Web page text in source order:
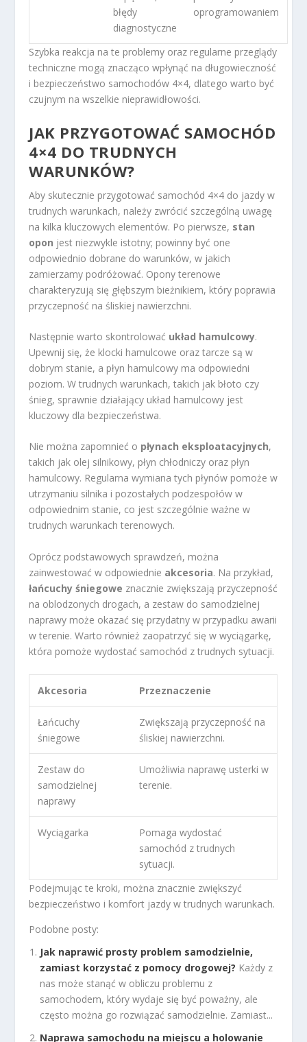
błędy
diagnostyczne
oprogramowaniem
Szybka reakcja na te problemy oraz regularne przeglądy
techniczne mogą znacząco wpłynąć na długowieczność
i bezpieczeństwo samochodów 4×4, dlatego warto być
czujnym na wszelkie nieprawidłowości.
JAK PRZYGOTOWAĆ SAMOCHÓD
4×4 DO TRUDNYCH
WARUNKÓW?
Aby skutecznie przygotować samochód 4×4 do jazdy w
trudnych warunkach, należy zwrócić szczególną uwagę
na kilka kluczowych elementów. Po pierwsze, stan
opon jest niezwykle istotny; powinny być one
odpowiednio dobrane do warunków, w jakich
zamierzamy podróżować. Opony terenowe
charakteryzują się głębszym bieżnikiem, który poprawia
przyczepność na śliskiej nawierzchni.
Następnie warto skontrolować układ hamulcowy.
Upewnij się, że klocki hamulcowe oraz tarcze są w
dobrym stanie, a płyn hamulcowy ma odpowiedni
poziom. W trudnych warunkach, takich jak błoto czy
śnieg, sprawnie działający układ hamulcowy jest
kluczowy dla bezpieczeństwa.
Nie można zapomnieć o płynach eksploatacyjnych,
takich jak olej silnikowy, płyn chłodniczy oraz płyn
hamulcowy. Regularna wymiana tych płynów pomoże w
utrzymaniu silnika i pozostałych podzespołów w
odpowiednim stanie, co jest szczególnie ważne w
trudnych warunkach terenowych.
Oprócz podstawowych sprawdzeń, można
zainwestować w odpowiednie akcesoria. Na przykład,
łańcuchy śniegowe znacznie zwiększają przyczepność
na oblodzonych drogach, a zestaw do samodzielnej
naprawy może okazać się przydatny w przypadku awarii
w terenie. Warto również zaopatrzyć się w wyciągarkę,
która pomoże wydostać samochód z trudnych sytuacji.
Akcesoria Przeznaczenie
Łańcuchy
śniegowe
Zwiększają przyczepność na
śliskiej nawierzchni.
Zestaw do
samodzielnej
naprawy
Umożliwia naprawę usterki w
terenie.
Wyciągarka
Pomaga wydostać
samochód z trudnych
sytuacji.
Podejmując te kroki, można znacznie zwiększyć
bezpieczeństwo i komfort jazdy w trudnych warunkach.
Podobne posty:
Jak naprawić prosty problem samodzielnie,
zamiast korzystać z pomocy drogowej? Każdy z
nas może stanąć w obliczu problemu z
samochodem, który wydaje się być poważny, ale
często można go rozwiązać samodzielnie. Zamiast...
Naprawa samochodu na miejscu a holowanie